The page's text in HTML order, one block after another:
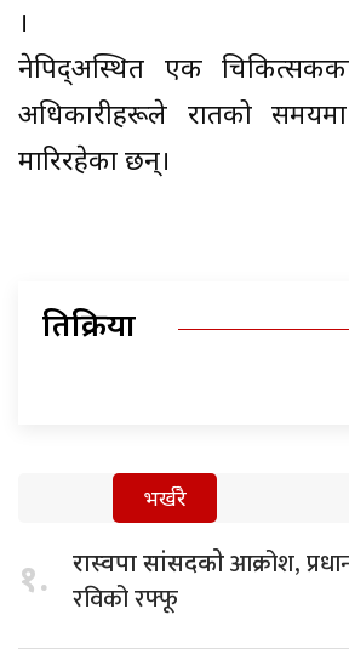
।
नेपिद्अस्थित एक
अधिकारीहरूले रातको
मारिरहेका छन्।
प्रतिक्रिया
भर्खरै
१. रास्वपा सांसदकोआक्रोश,
रविको रफ्फू